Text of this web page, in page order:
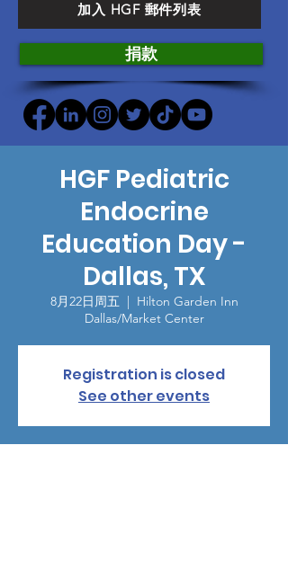
加入 HGF 郵件列表
捐款
HGF Pediatric
Endocrine
Education Day -
Dallas, TX
8月22日周五
  |
Hilton Garden Inn
Dallas/Market Center
Registration is closed
See other events